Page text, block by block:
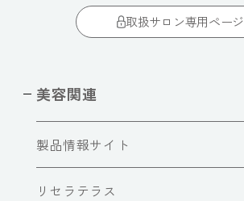
取扱サロン専用ページ
美容関連
製品情報サイト
リセラテラス